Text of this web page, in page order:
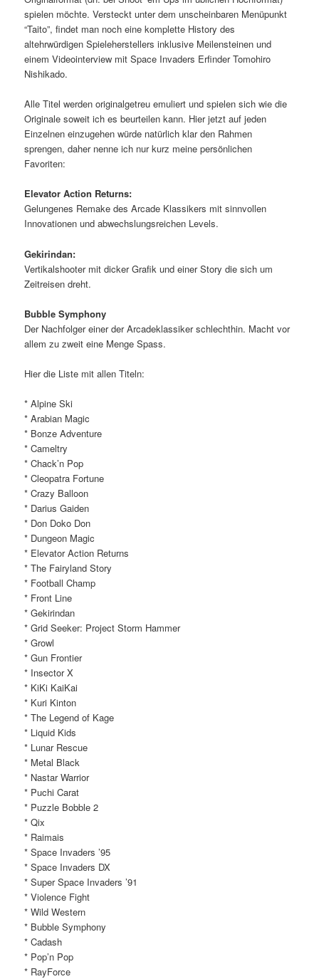
spielen möchte. Versteckt unter dem unscheinbaren Menüpunkt
“Taito”, findet man noch eine komplette History des
altehrwürdigen Spieleherstellers inklusive Meilensteinen und
einem Videointerview mit Space Invaders Erfinder Tomohiro
Nishikado.
Alle Titel werden originalgetreu emuliert und spielen sich wie die
Originale soweit ich es beurteilen kann. Hier jetzt auf jeden
Einzelnen einzugehen würde natürlich klar den Rahmen
sprengen, daher nenne ich nur kurz meine persönlichen
Favoriten:
Elevator Action Returns:
Gelungenes Remake des Arcade Klassikers mit sinnvollen
Innovationen und abwechslungsreichen Levels.
Gekirindan:
Vertikalshooter mit dicker Grafik und einer Story die sich um
Zeitreisen dreht.
Bubble Symphony
Der Nachfolger einer der Arcadeklassiker schlechthin. Macht vor
allem zu zweit eine Menge Spass.
Hier die Liste mit allen Titeln:
* Alpine Ski
* Arabian Magic
* Bonze Adventure
* Cameltry
* Chack’n Pop
* Cleopatra Fortune
* Crazy Balloon
* Darius Gaiden
* Don Doko Don
* Dungeon Magic
* Elevator Action Returns
* The Fairyland Story
* Football Champ
* Front Line
* Gekirindan
* Grid Seeker: Project Storm Hammer
* Growl
* Gun Frontier
* Insector X
* KiKi KaiKai
* Kuri Kinton
* The Legend of Kage
* Liquid Kids
* Lunar Rescue
* Metal Black
* Nastar Warrior
* Puchi Carat
* Puzzle Bobble 2
* Qix
* Raimais
* Space Invaders ’95
* Space Invaders DX
* Super Space Invaders ’91
* Violence Fight
* Wild Western
* Bubble Symphony
* Cadash
* Pop’n Pop
* RayForce